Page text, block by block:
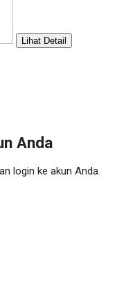
Lihat Detail
Anda
login ke akun Anda.